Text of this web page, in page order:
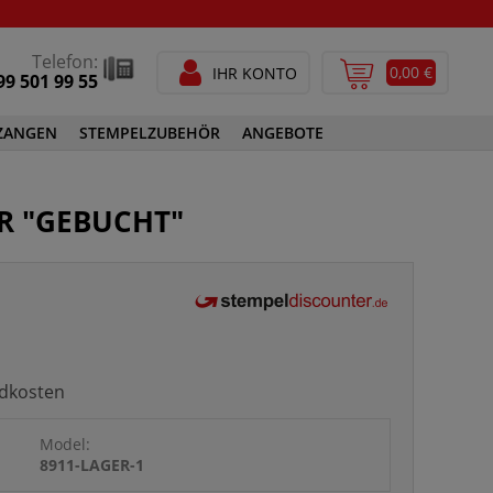
Telefon:
501 99 55
IHR KONTO 0,00 €
STEMPELZUBEHÖR
SPEZIALSTEMPELFARBEN
ANGEBOTE
"GEBUCHT"
Model:
8911-LAGER-1